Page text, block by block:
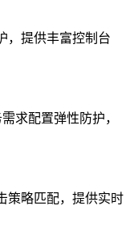
，提供丰富控制台
求配置弹性防护，
策略匹配，提供实时